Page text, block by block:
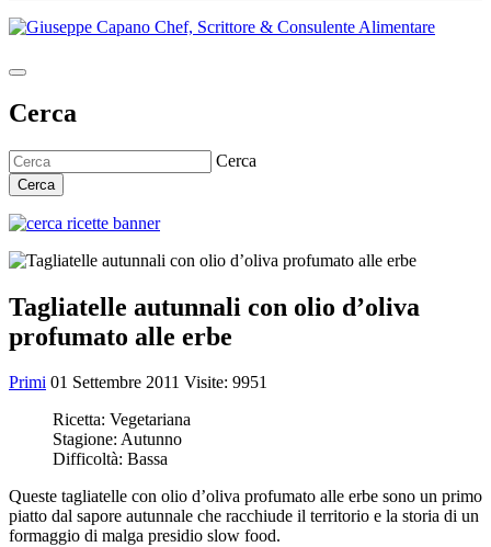
Cerca
Cerca
Cerca
Tagliatelle autunnali con olio d’oliva
profumato alle erbe
Primi 01 Settembre 2011 Visite: 9951
Ricetta: Vegetariana
Stagione: Autunno
Difficoltà: Bassa
Queste tagliatelle con olio d’oliva profumato alle erbe sono un primo
piatto dal sapore autunnale che racchiude il territorio e la storia di un
formaggio di malga presidio slow food.